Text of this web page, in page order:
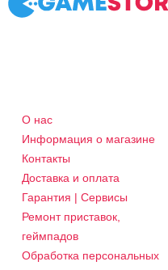
О нас
Информация о магазине
Контакты
Доставка и оплата
Гарантия | Сервисы
Ремонт приставок,
геймпадов
Обработка персональных